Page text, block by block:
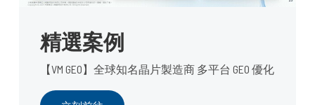
精選案例
【VM GEO】全球知名晶片製造商 多平台 GEO 優化